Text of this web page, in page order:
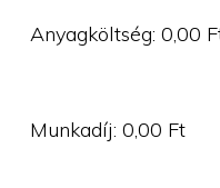
Anyagköltség:0,00
Munkadíj:0,00 Ft